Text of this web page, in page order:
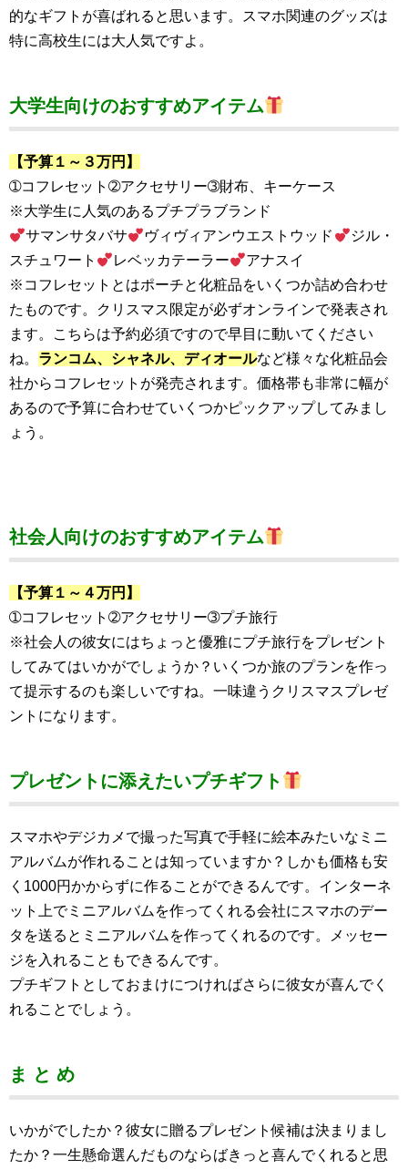
的なギフトが喜ばれると思います。スマホ関連のグッズは
特に高校生には大人気ですよ。
大学生向けのおすすめアイテム
【予算１～３万円】
➀コフレセット➁アクセサリー➂財布、キーケース
※大学生に人気のあるプチプラブランド
サマンサタバサ
ヴィヴィアンウエストウッド
ジル・
スチュワート
レベッカテーラー
アナスイ
※コフレセットとはポーチと化粧品をいくつか詰め合わせ
たものです。クリスマス限定が必ずオンラインで発表され
ます。こちらは予約必須ですので早目に動いてください
ね。 ランコム、シャネル、ディオールなど様々な化粧品会
社からコフレセットが発売されます。価格帯も非常に幅が
あるので予算に合わせていくつかピックアップしてみまし
ょう。
社会人向けのおすすめアイテム
【予算１～４万円】
➀コフレセット➁アクセサリー➂プチ旅行
※社会人の彼女にはちょっと優雅にプチ旅行をプレゼント
してみてはいかがでしょうか？いくつか旅のプランを作っ
て提示するのも楽しいですね。一味違うクリスマスプレゼ
ントになります。
プレゼントに添えたいプチギフト
スマホやデジカメで撮った写真で手軽に絵本みたいなミニ
アルバムが作れることは知っていますか？しかも価格も安
く1000円かからずに作ることができるんです。インターネ
ット上でミニアルバムを作ってくれる会社にスマホのデー
タを送るとミニアルバムを作ってくれるのです。メッセー
ジを入れることもできるんです。
プチギフトとしておまけにつければさらに彼女が喜んでく
れることでしょう。
ま と め
いかがでしたか？彼女に贈るプレゼント候補は決まりまし
たか？一生懸命選んだものならばきっと喜んでくれると思